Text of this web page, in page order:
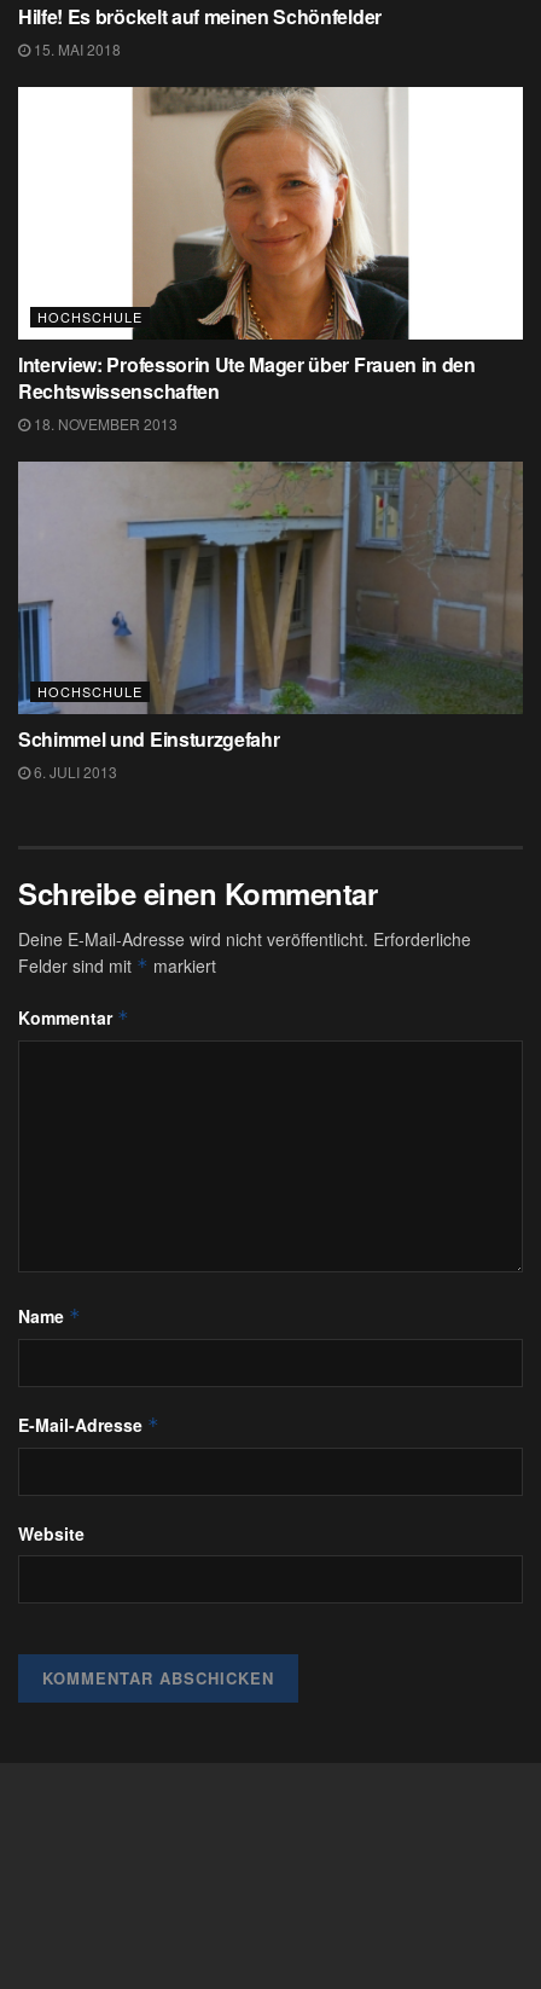
Hilfe! Es bröckelt auf meinen Schönfelder
15. MAI 2018
HOCHSCHULE
Interview: Professorin Ute Mager über Frauen in den
Rechtswissenschaften
18. NOVEMBER 2013
HOCHSCHULE
Schimmel und Einsturzgefahr
6. JULI 2013
Schreibe einen Kommentar
Deine E-Mail-Adresse wird nicht veröffentlicht. Erforderliche
Felder sind mit * markiert
Kommentar *
Name *
E-Mail-Adresse *
Website